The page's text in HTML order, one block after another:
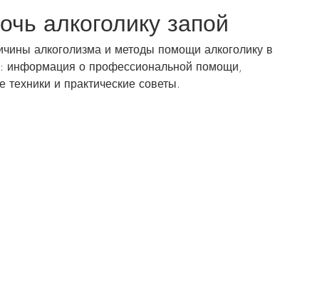
алкоголику запой
алкоголизма и методы помощи алкоголику в
информация о профессиональной помощи,
техники и практические советы.